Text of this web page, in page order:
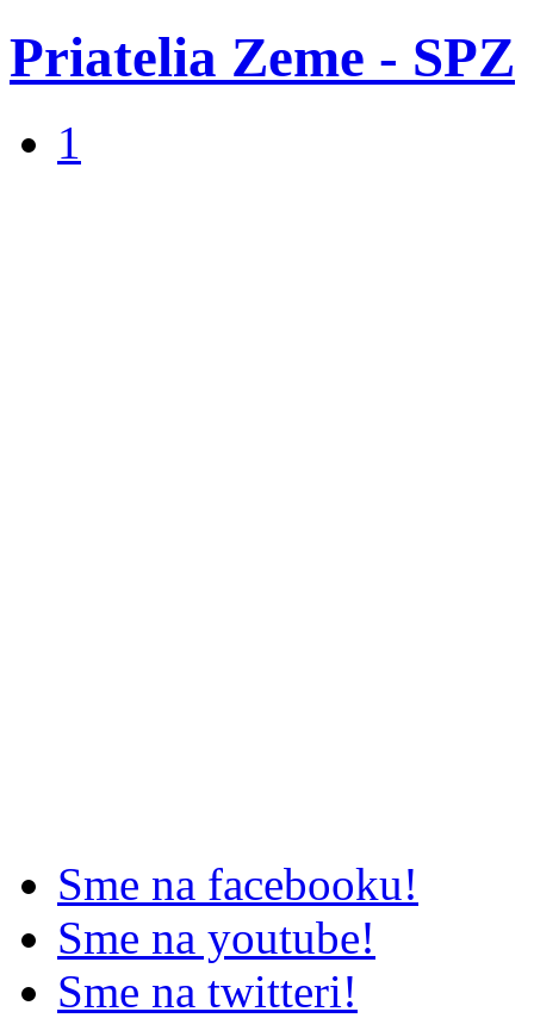
Priatelia Zeme - SPZ
1
Sme na facebooku!
Sme na youtube!
Sme na twitteri!